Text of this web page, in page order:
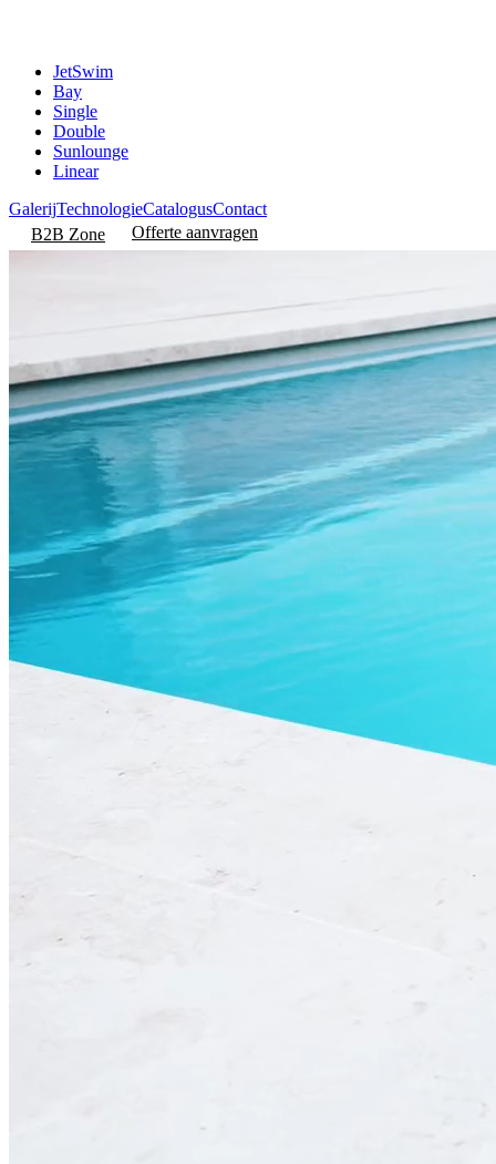
JetSwim
Bay
Single
Double
Sunlounge
Linear
GalerijTechnologieCatalogusContact
B2B Zone
Offerte aanvragen